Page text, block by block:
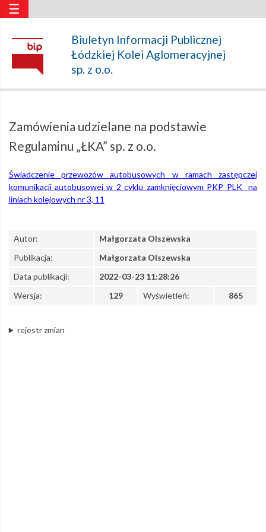
Zamówienia
udzielane
podstawie
Regulaminu
sp.
o.o.
Biuletyn Informacji Publicznej
Łódzkiej Kolei Aglomeracyjnej
sp. z o.o.
☰
Zamówienia udzielane na podstawie
Regulaminu „ŁKA” sp. z o.o.
Świadczenie przewozów autobusowych w ramach zastępczej
komunikacji autobusowej w 2 cyklu zamknięciowym PKP PLK na
liniach kolejowych nr 3, 11
Autor: Małgorzata Olszewska
Wersja: 129 Wyświetleń: 865
Publikacja:
Małgorzata Olszewska
Data publikacji:
2022-03-23 11:28:26
rejestr zmian